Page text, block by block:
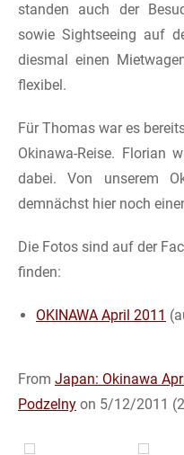
standen auch der
sowie Sightseeing auf
diesmal einen
flexibel.
Für Thomas war es
Okinawa-Reise. Florian
dabei. Von unserem
demnächst hier noch
Die Fotos sind auf der
finden:
OKINAWA April 2011
From Japan: Okinawa
Podzelny on 5/12/2011